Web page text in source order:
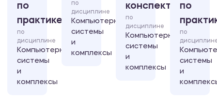
по
практике
по
дисциплине
Компьютерные
системы
и
комплексы
по
дисциплине
Компьютерные
системы
и
комплексы
конспект
по
дисциплине
Компьютерные
системы
и
комплексы
по
по
системы
и